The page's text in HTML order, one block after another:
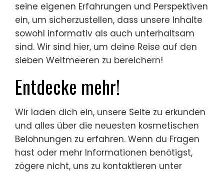
seine eigenen Erfahrungen und Perspektiven
ein, um sicherzustellen, dass unsere Inhalte
sowohl informativ als auch unterhaltsam
sind. Wir sind hier, um deine Reise auf den
sieben Weltmeeren zu bereichern!
Entdecke mehr!
Wir laden dich ein, unsere Seite zu erkunden
und alles über die neuesten kosmetischen
Belohnungen zu erfahren. Wenn du Fragen
hast oder mehr Informationen benötigst,
zögere nicht, uns zu kontaktieren unter